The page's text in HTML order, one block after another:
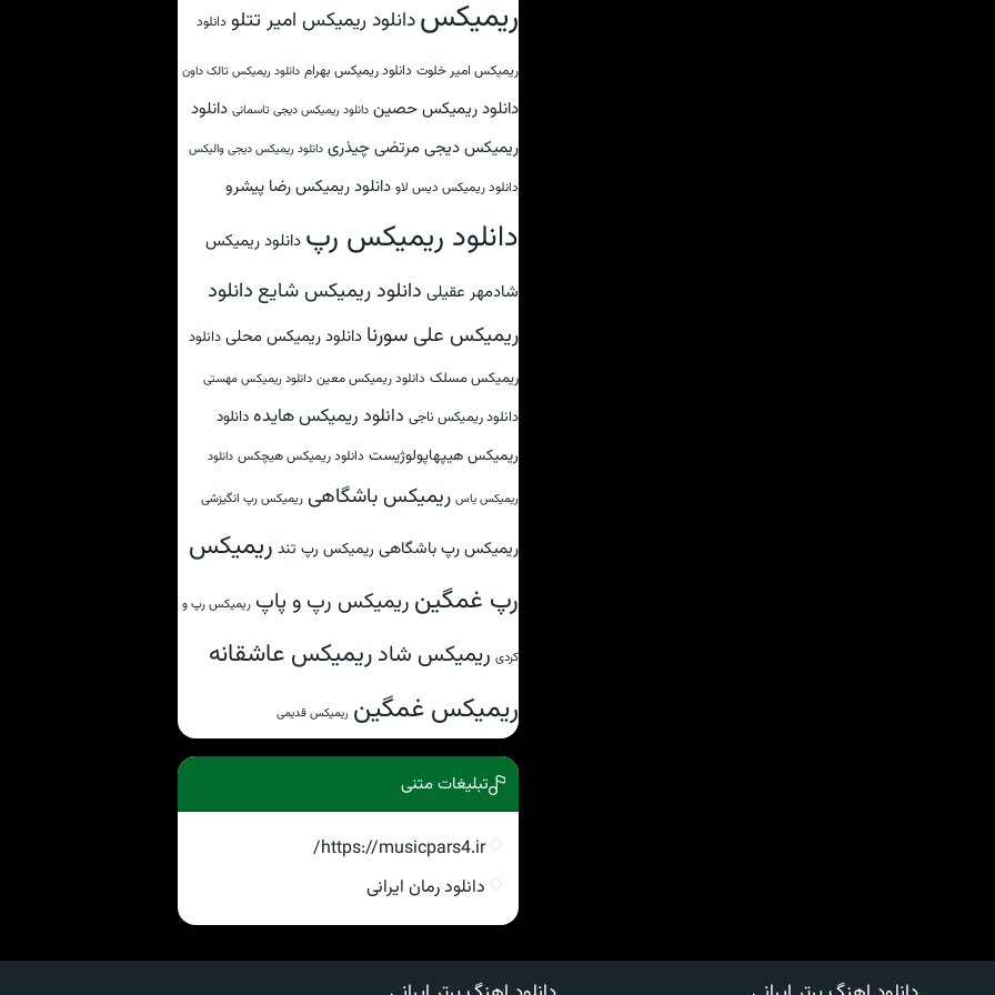
ریمیکسدانلود ریمیکس امیر تتلو دانلود
ریمیکس امیر خلوت دانلود ریمیکس بهرام دانلود ریمیکس تالک داون
دانلود ریمیکس حصین دانلود ریمیکس دیجی تاسمانی دانلود
ریمیکس دیجی مرتضی چیذری دانلود ریمیکس دیجی والیکس
دانلود ریمیکس دیس لاو دانلود ریمیکس رضا پیشرو
دانلود ریمیکس رپ دانلود ریمیکس
شادمهر عقیلی دانلود ریمیکس شایع دانلود
ریمیکس علی سورنا دانلود ریمیکس محلی دانلود
ریمیکس مسلک دانلود ریمیکس معین دانلود ریمیکس مهستی
دانلود ریمیکس ناجی دانلود ریمیکس هایده دانلود
ریمیکس هیپهاپولوژیست دانلود ریمیکس هیچکس دانلود
ریمیکس یاس ریمیکس باشگاهی ریمیکس رپ انگیزشی
ریمیکس رپ باشگاهی ریمیکس رپ تند ریمیکس
رپ غمگین ریمیکس رپ و پاپ ریمیکس رپ و
کردی ریمیکس شادریمیکس عاشقانه
ریمیکس غمگین ریمیکس قدیمی
تبلیغات متنی
https://musicpars4.ir/
دانلود رمان ایرانی